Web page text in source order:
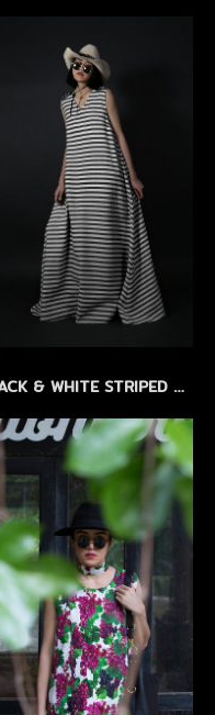
BLACK & WHITE STRIPED LINEN MAXI DRESS by WLS - แม็กซี่เดรสลินิน ลายทางขาว-ดำ